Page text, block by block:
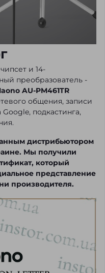
и 14-
преобразователь -
AU-PM461TR
общения, записи
Google, подкастинга,
дистрибьютором
Мы получили
который
представление
производителя.